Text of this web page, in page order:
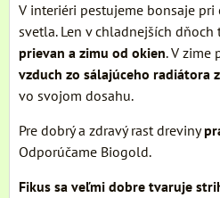
V interiéri pestujeme bonsaje
svetla. Len v chladnejších dňoch
prievan a zimu od okien. V zime
vzduch zo sálajúceho radiátora
vo svojom dosahu.
Pre dobrý a zdravý rast dreviny
Odporúčame Biogold.
Fikus sa veľmi dobre tvaruje